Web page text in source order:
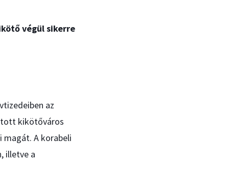
végül sikerre
az
kikötőváros
A korabeli
illetve a